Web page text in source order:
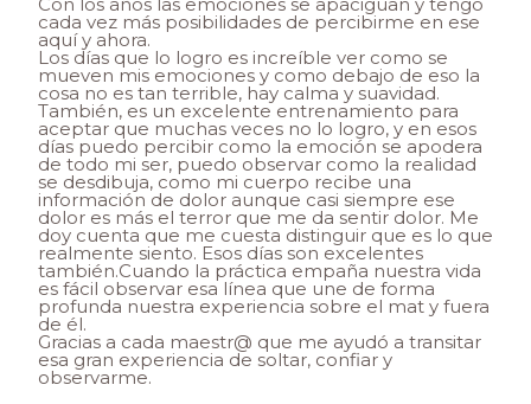
cada vez más posibilidades de percibirme en ese
aquí y ahora.
Los días que lo logro es increíble ver como se
mueven mis emociones y como debajo de eso la
cosa no es tan terrible, hay calma y suavidad.
También, es un excelente entrenamiento para
aceptar que muchas veces no lo logro, y en esos
días puedo percibir como la emoción se apodera
de todo mi ser, puedo observar como la realidad
se desdibuja, como mi cuerpo recibe una
información de dolor aunque casi siempre ese
dolor es más el terror que me da sentir dolor. Me
doy cuenta que me cuesta distinguir que es lo que
realmente siento. Esos días son excelentes
también.Cuando la práctica empaña nuestra vida
es fácil observar esa línea que une de forma
profunda nuestra experiencia sobre el mat y fuera
de él.
Gracias a cada maestr@ que me ayudó a transitar
esa gran experiencia de soltar, confiar y
observarme.